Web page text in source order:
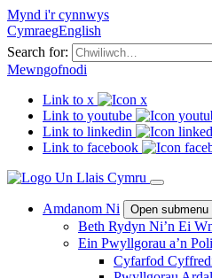
Mynd i'r cynnwys
CymraegEnglish
Search for:
Mewngofnodi
Link to x
Link to youtube
Link to linkedin
Link to facebook
Amdanom Ni Open submenu
Beth Rydyn Ni’n Ei
Ein Pwyllgorau a’n
Cyfarfod